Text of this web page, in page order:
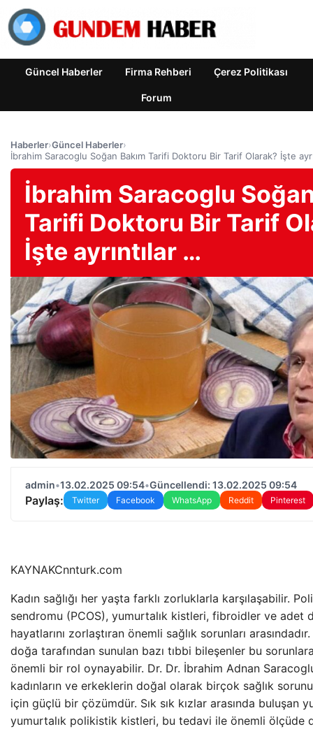
Güncel Haberler Firma Rehberi Çerez Politikası
Forum
Haberler›Güncel Haberler›
İbrahim Saracoglu Soğan Bakım Tarifi Doktoru Bir Tarif Olarak? İşte
İbrahim Saracoglu
Tarifi Doktoru Bir Tarif
İşte ayrıntılar …
admin•13.02.2025 09:54•Güncellendi: 13.02.2025 09:54
Paylaş: Twitter Facebook WhatsApp Reddit Pinterest
KAYNAKCnnturk.com
Kadın sağlığı her yaşta farklı zorluklarla karşılaşabilir.
sendromu (PCOS), yumurtalık kistleri, fibroidler ve adet
hayatlarını zorlaştıran önemli sağlık sorunları
doğa tarafından sunulan bazı tıbbi bileşenler bu
önemli bir rol oynayabilir. Dr. Dr. İbrahim Adnan
kadınların ve erkeklerin doğal olarak birçok sağlık
için güçlü bir çözümdür. Sık sık kızlar arasında buluşan
yumurtalık polikistik kistleri, bu tedavi ile önemli ölçüde